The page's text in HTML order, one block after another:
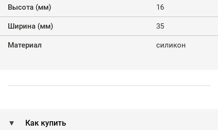
Высота (мм) 16
Ширина (мм) 35
Материал силикон
Как купить